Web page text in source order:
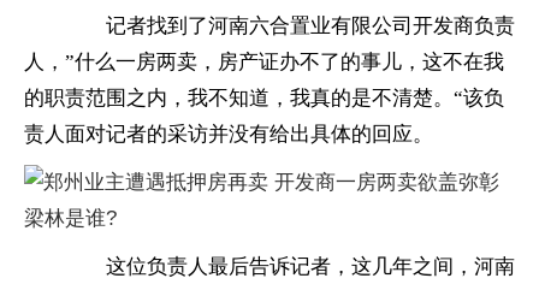
记者找到了河南六合置业有限公司开发商负责
人，”什么一房两卖，房产证办不了的事儿，这不在我
的职责范围之内，我不知道，我真的是不清楚。“该负
责人面对记者的采访并没有给出具体的回应。
这位负责人最后告诉记者，这几年之间，河南